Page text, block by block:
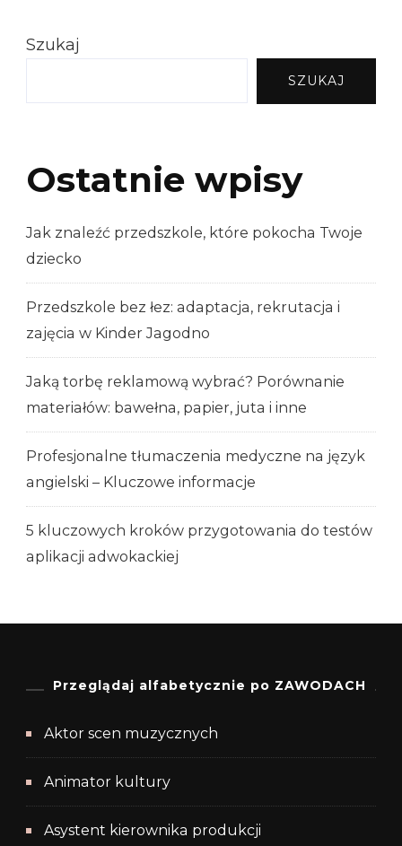
Szukaj
SZUKAJ
Ostatnie wpisy
Jak znaleźć przedszkole, które pokocha Twoje
dziecko
Przedszkole bez łez: adaptacja, rekrutacja i
zajęcia w Kinder Jagodno
Jaką torbę reklamową wybrać? Porównanie
materiałów: bawełna, papier, juta i inne
Profesjonalne tłumaczenia medyczne na język
angielski – Kluczowe informacje
5 kluczowych kroków przygotowania do testów
aplikacji adwokackiej
Przeglądaj alfabetycznie po ZAWODACH
Aktor scen muzycznych
Animator kultury
Asystent kierownika produkcji